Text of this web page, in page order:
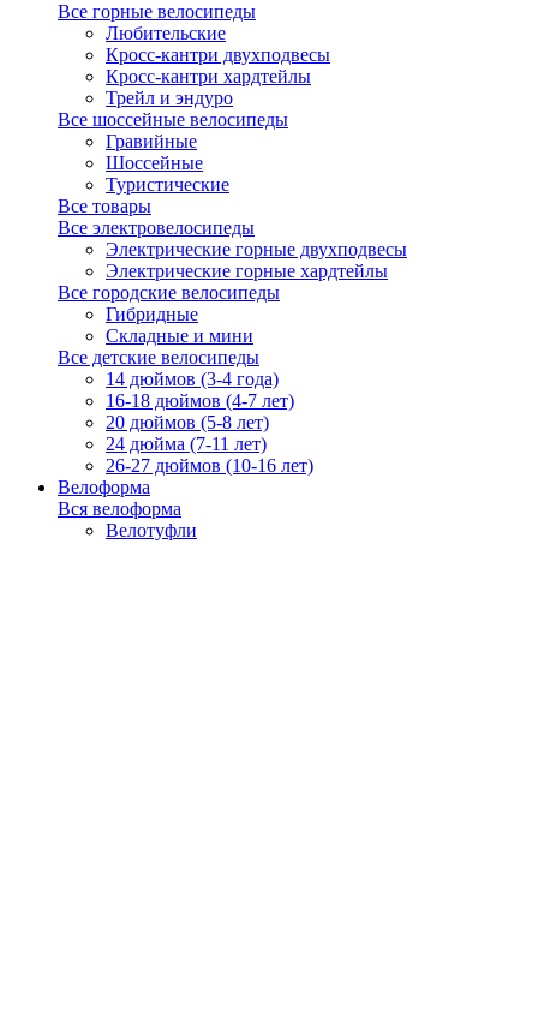
Все горные велосипеды
Любительские
Кросс-кантри двухподвесы
Кросс-кантри хардтейлы
Трейл и эндуро
Все шоссейные велосипеды
Гравийные
Шоссейные
Туристические
Все товары
Все электровелосипеды
Электрические горные двухподвесы
Электрические горные хардтейлы
Все городские велосипеды
Гибридные
Складные и мини
Все детские велосипеды
14 дюймов (3-4 года)
16-18 дюймов (4-7 лет)
20 дюймов (5-8 лет)
24 дюйма (7-11 лет)
26-27 дюймов (10-16 лет)
Велоформа
Вся велоформа
Велотуфли